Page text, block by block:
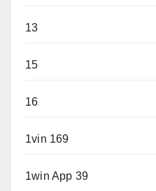
13
15
16
1vin 169
1win App 39